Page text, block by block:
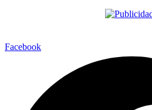
Facebook